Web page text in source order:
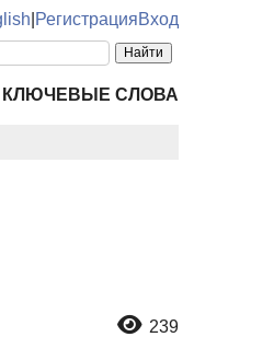
РегистрацияВход
КЛЮЧЕВЫЕ СЛОВА
239